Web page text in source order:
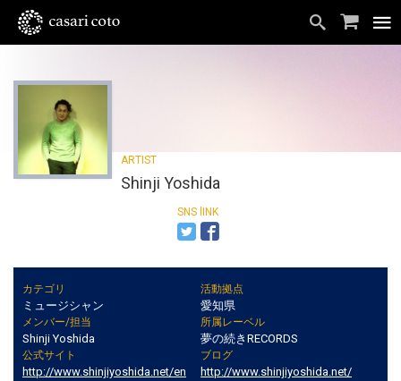
Shinji Yoshida
カテゴリ
ミュージシャン
活動拠点
愛知県
メンバー/担当
Shinji Yoshida
所属レーベル
夢の続きRECORDS
公式サイト
http://www.shinjiyoshida.net/en
ブログ
http://www.shinjiyoshida.net/